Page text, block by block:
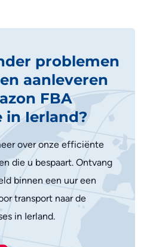
problemen
aanleveren
FBA
in Ierland?
over onze efficiënte
die u bespaart. Ontvang
binnen een uur een
transport naar de
in Ierland.